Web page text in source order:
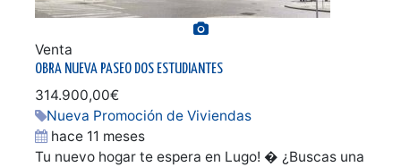
Ver galería de fotos
Venta
OBRA NUEVA PASEO DOS ESTUDIANTES
314.900,00€
Nueva Promoción de Viviendas
hace 11 meses
Tu nuevo hogar te espera en Lugo! � ¿Buscas una